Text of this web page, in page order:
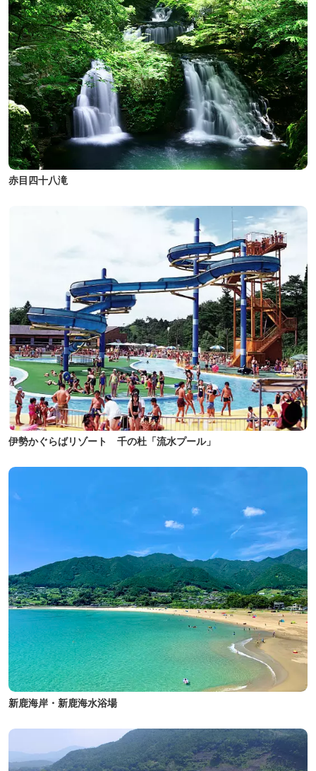
赤目四十八滝
伊勢かぐらばリゾート 千の杜「流水プール」
新鹿海岸・新鹿海水浴場